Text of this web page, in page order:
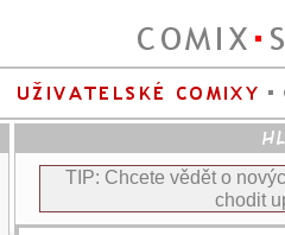
TIP: Chcete vědět o
chodit